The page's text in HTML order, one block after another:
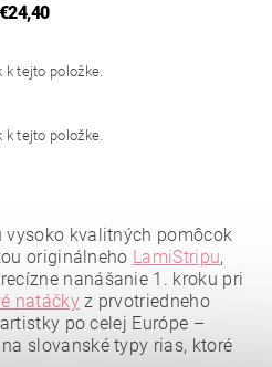
€24,40
tejto položke.
tejto položke.
kvalitných pomôcok
originálneho LamiStripu,
nanášanie 1. kroku pri
natáčkyz prvotriedneho
po celej Európe –
slovanské typy rias, ktoré